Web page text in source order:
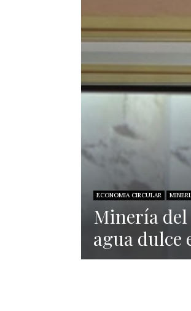
ECONOMIA CIRCULAR
Minería del
agua dulce